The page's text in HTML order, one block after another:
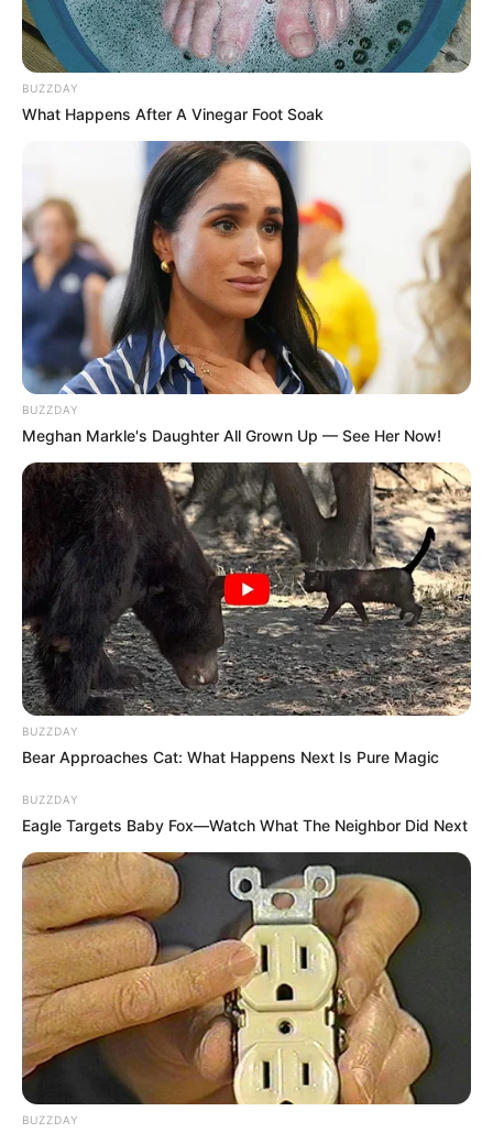
BUZZDAY
What Happens After A Vinegar Foot Soak
BUZZDAY
Meghan Markle's Daughter All Grown Up — See Her Now!
BUZZDAY
Bear Approaches Cat: What Happens Next Is Pure Magic
BUZZDAY
Eagle Targets Baby Fox—Watch What The Neighbor Did Next
BUZZDAY